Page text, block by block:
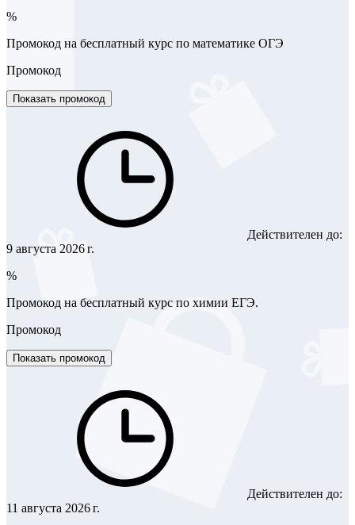
%
Промокод на бесплатный курс по математике ОГЭ
Промокод
Показать промокод
Действителен до:
9 августа 2026 г.
%
Промокод на бесплатный курс по химии ЕГЭ.
Промокод
Показать промокод
Действителен до:
11 августа 2026 г.